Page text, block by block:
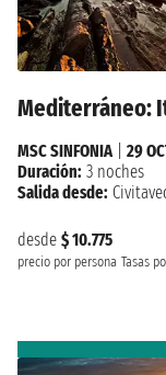
Mediterráneo:
desde $ 10.775
precio por persona Tasas
MSC SINFONIA| 29
Duración: 3 noches
Salida desde: